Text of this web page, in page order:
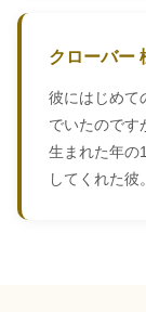
クローバー
彼にはじめて
でいたのです
生まれた年の
してくれた彼